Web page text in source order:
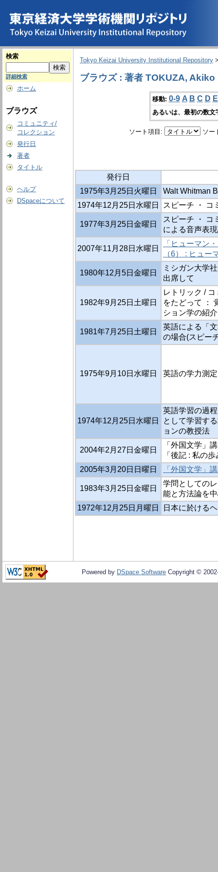
検索
詳細検索
ホーム
ブラウズ
コミュニティ/
コレクション
発行日
著者
タイトル
ヘルプ
DSpaceについて
Tokyo Keizai University Institutional Repository
ブラウズ : 著者 TOKUZA, Akiko
移動: 0-9 A B C D E
あるいは、最初の数
ソート項目: ソー
発行日
1975年3月25日火曜日
Walt Whitman
1974年12月25日水曜日
スピーチ ・ コ
1977年3月25日金曜日
スピーチ ・ コ
による音声表
2007年11月28日水曜日
「ヒューマン
（6） : ヒュー
1980年12月5日金曜日
ミシガン大学
出席して
1982年9月25日土曜日
レトリック /
をたどって ：
ション学の紹
1981年7月25日土曜日
英語による「
の場合(スピー
1975年9月10日水曜日 英語の学力測
1974年12月25日水曜日
英語学習の過
として学習す
ョンの教授法
2004年2月27日金曜日
「外国文学」
「後記 : 私の
2005年3月20日日曜日
「外国文学」
1983年3月25日金曜日
学問としての
能と方法論を
1972年12月25日月曜日
日本に於ける
Powered by DSpace Software Copyright ©